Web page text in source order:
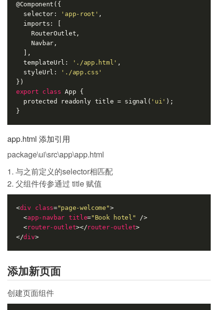
@Component({
  selector:
'app-root' ,
  templateUrl:
'./app.html' ,
  styleUrl:
'./app.css'
export class App {
  protected readonly title = signal(
'ui' );
app.html 添加引用
package\ui\src\app\app.html
与之前定义的selector相匹配
父组件传参通过 title 赋值
<div class="page-welcome">
<app-navbar title="Book hotel" />
<router-outlet></router-outlet>
</div>
添加新页面
创建页面组件